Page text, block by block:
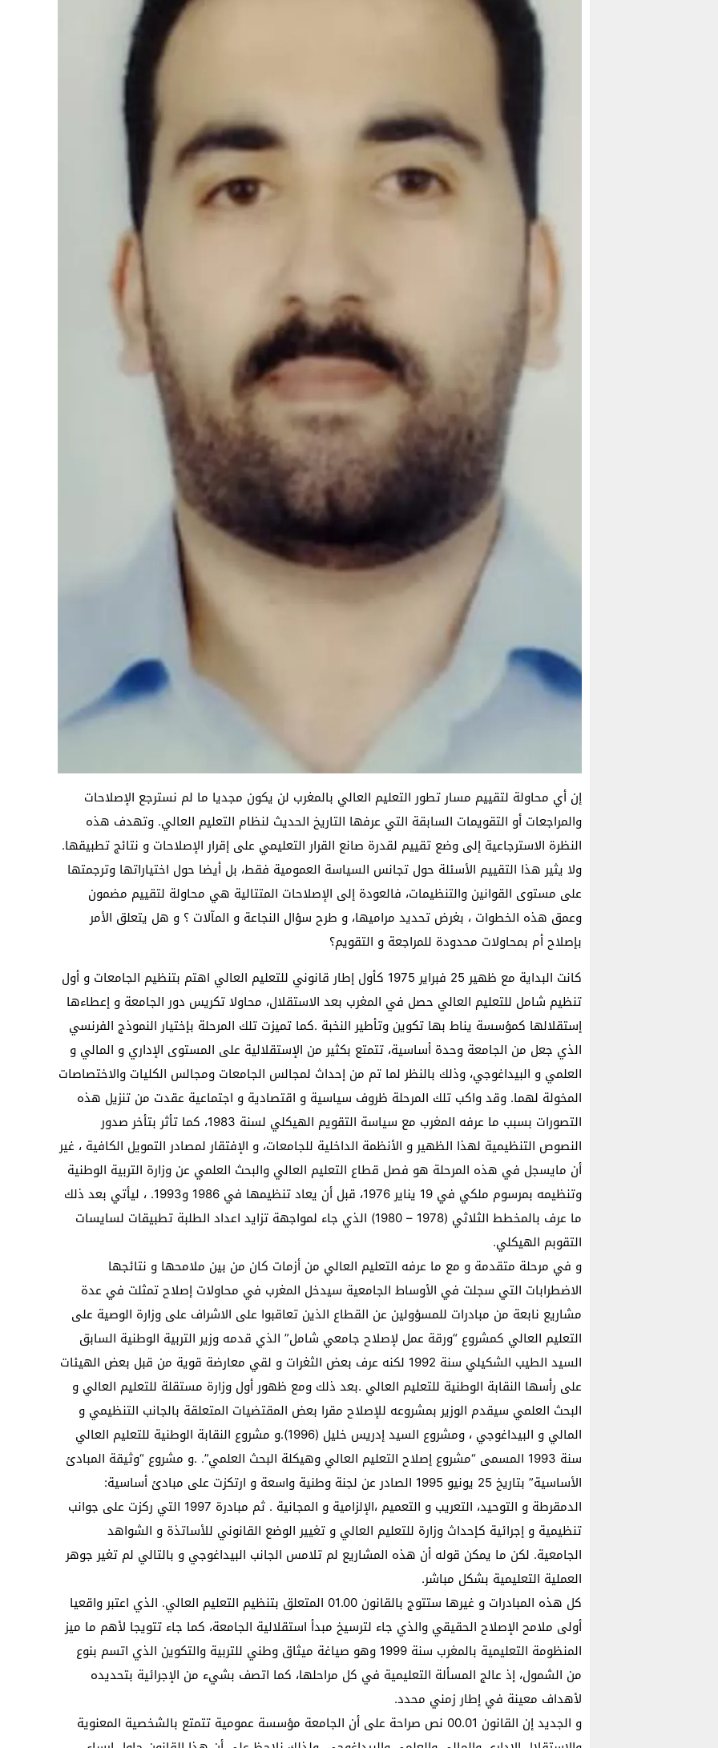
إن أي محاولة لتقييم مسار تطور التعليم العالي بالمغرب لن يكون مجديا ما لم نسترجع الإصلاحات
والمراجعات أو التقويمات السابقة التي عرفها التاريخ الحديث لنظام التعليم العالي. وتهدف هذه
النظرة الاسترجاعية إلى وضع تقييم لقدرة صانع القرار التعليمي على إقرار الإصلاحات و نتائج تطبيقها.
ولا يثير هذا التقييم الأسئلة حول تجانس السياسة العمومية فقط، بل أيضا حول اختياراتها وترجمتها
على مستوى القوانين والتنظيمات، فالعودة إلى الإصلاحات المتتالية هي محاولة لتقييم مضمون
وعمق هذه الخطوات ، بغرض تحديد مراميها، و طرح سؤال النجاعة و المآلات ؟ و هل يتعلق الأمر
بإصلاح أم بمحاولات محدودة للمراجعة و التقويم؟
كانت البداية مع ظهير 25 فبراير 1975 كأول إطار قانوني للتعليم العالي اهتم بتنظيم الجامعات و أول
تنظيم شامل للتعليم العالي حصل في المغرب بعد الاستقلال، محاولا تكريس دور الجامعة و إعطاءها
إستقلالها كمؤسسة يناط بها تكوين وتأطير النخبة .كما تميزت تلك المرحلة بإختيار النموذج الفرنسي
الذي جعل من الجامعة وحدة أساسية، تتمتع بكثير من الإستقلالية على المستوى الإداري و المالي و
العلمي و البيداغوجي، وذلك بالنظر لما تم من إحداث لمجالس الجامعات ومجالس الكليات والاختصاصات
المخولة لهما. وقد واكب تلك المرحلة ظروف سياسية و اقتصادية و اجتماعية عقدت من تنزيل هذه
التصورات بسبب ما عرفه المغرب مع سياسة التقويم الهيكلي لسنة 1983، كما تأثر بتأخر صدور
النصوص التنظيمية لهذا الظهير و الأنظمة الداخلية للجامعات، و الإفتقار لمصادر التمويل الكافية ، غير
أن مايسجل في هذه المرحلة هو فصل قطاع التعليم العالي والبحث العلمي عن وزارة التربية الوطنية
وتنظيمه بمرسوم ملكي في 19 يناير 1976، قبل أن يعاد تنظيمها في 1986 و1993. ، ليأتي بعد ذلك
ما عرف بالمخطط الثلاثي (1978 – 1980) الذي جاء لمواجهة تزايد اعداد الطلبة تطبيقات لسايسات
التقوبم الهيكلي.
و في مرحلة متقدمة و مع ما عرفه التعليم العالي من أزمات كان من بين ملامحها و نتائجها
الاضطرابات التي سجلت في الأوساط الجامعية سيدخل المغرب في محاولات إصلاح تمثلت في عدة
مشاريع نابعة من مبادرات للمسؤولين عن القطاع الذين تعاقبوا على الاشراف على وزارة الوصية على
التعليم العالي كمشروع “ورقة عمل لإصلاح جامعي شامل” الذي قدمه وزير التربية الوطنية السابق
السيد الطيب الشكيلي سنة 1992 لكنه عرف بعض الثغرات و لقي معارضة قوية من قبل بعض الهيئات
على رأسها النقابة الوطنية للتعليم العالي .بعد ذلك ومع ظهور أول وزارة مستقلة للتعليم العالي و
البحث العلمي سيقدم الوزير بمشروعه للإصلاح مقرا بعض المقتضيات المتعلقة بالجانب التنظيمي و
المالي و البيداغوجي ، ومشروع السيد إدريس خليل (1996).و مشروع النقابة الوطنية للتعليم العالي
سنة 1993 المسمى “مشروع إصلاح التعليم العالي وهيكلة البحث العلمي”. .و مشروع “وثيقة المبادئ
الأساسية” بتاريخ 25 يونيو 1995 الصادر عن لجنة وطنية واسعة و ارتكزت على مبادئ أساسية:
الدمقرطة و التوحيد، التعريب و التعميم ،الإلزامية و المجانية . ثم مبادرة 1997 التي ركزت على جوانب
تنظيمية و إجرائية كإحداث وزارة للتعليم العالي و تغيير الوضع القانوني للأساتذة و الشواهد
الجامعية. لكن ما يمكن قوله أن هذه المشاريع لم تلامس الجانب البيداغوجي و بالتالي لم تغير جوهر
العملية التعليمية بشكل مباشر.
كل هذه المبادرات و غيرها ستتوج بالقانون 01.00 المتعلق بتنظيم التعليم العالي. الذي اعتبر واقعيا
أولى ملامح الإصلاح الحقيقي والذي جاء لترسيخ مبدأ استقلالية الجامعة، كما جاء تتويجا لأهم ما ميز
المنظومة التعليمية بالمغرب سنة 1999 وهو صياغة ميثاق وطني للتربية والتكوين الذي اتسم بنوع
من الشمول، إذ عالج المسألة التعليمية في كل مراحلها، كما اتصف بشيء من الإجرائية بتحديده
لأهداف معينة في إطار زمني محدد.
و الجديد إن القانون 00.01 نص صراحة على أن الجامعة مؤسسة عمومية تتمتع بالشخصية المعنوية